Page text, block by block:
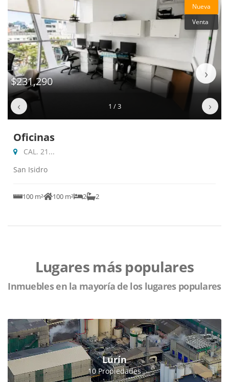
Nueva
Venta
$231,290
‹
1 / 3 ›
Oficinas
CAL. 21...
San Isidro
100 m² 100 m² 2 2
‹ ›
Lugares más populares
Inmuebles en la mayoría de los lugares populares
Lurín
10 Propiedades